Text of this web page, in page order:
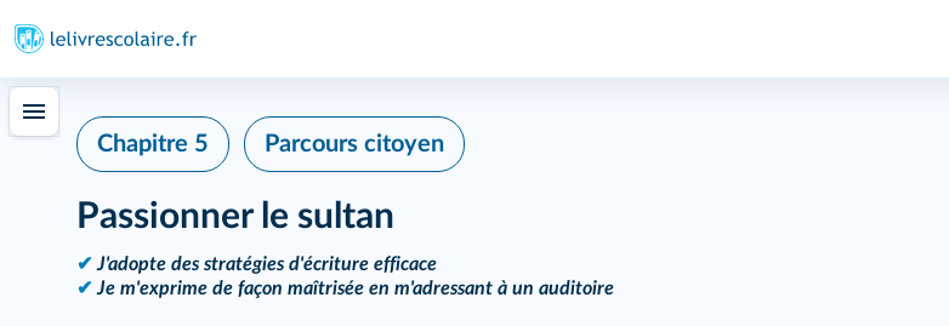
Chapitre 5 Parcours citoyen
Passionner le sultan
✔ J'adopte des stratégies d'écriture efficace
✔ Je m'exprime de façon maîtrisée en m'adressant à un auditoire